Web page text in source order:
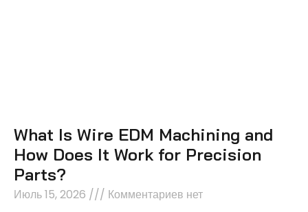
What Is Wire EDM Machining and
How Does It Work for Precision
Parts?
Июль 15, 2026
Комментариев нет